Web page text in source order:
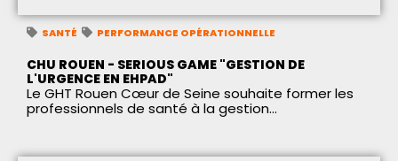
SANTÉ PERFORMANCE OPÉRATIONNELLE
CHU ROUEN - SERIOUS GAME "GESTION DE
L'URGENCE EN EHPAD"
Le GHT Rouen Cœur de Seine souhaite former les
professionnels de santé à la gestion...